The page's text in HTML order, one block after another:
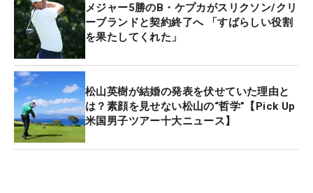
メジャー5勝のB・ケプカがスリクソン/クリ
ーブランドと契約終了へ 「すばらしい役割
を果たしてくれた」
松山英樹が結婚の発表を伏せていた理由と
は？素顔を見せない松山の“哲学”【Pick Up
米国男子ツアー十大ニュース】